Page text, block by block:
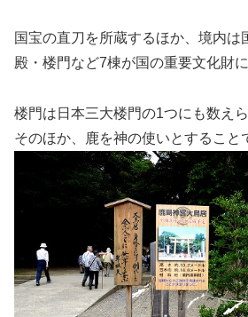
国宝の直刀を所蔵するほか、境内は
殿・楼門など7棟が国の重要文化財
楼門は日本三大楼門の1つにも数えら
そのほか、鹿を神の使いとすること